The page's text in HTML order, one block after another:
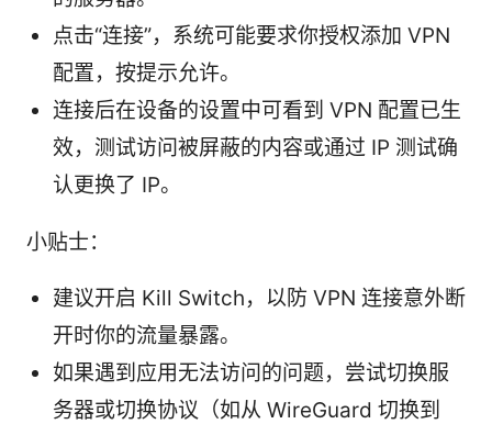
点击“连接”，系统可能要求你授权添加 VPN
配置，按提示允许。
连接后在设备的设置中可看到 VPN 配置已生
效，测试访问被屏蔽的内容或通过 IP 测试确
认更换了 IP。
小贴士：
建议开启 Kill Switch，以防 VPN 连接意外断
开时你的流量暴露。
如果遇到应用无法访问的问题，尝试切换服
务器或切换协议（如从 WireGuard 切换到